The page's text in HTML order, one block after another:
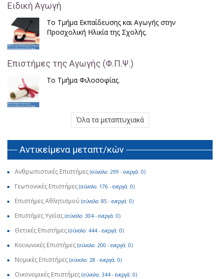
Ειδική Αγωγή
Το Τμήμα Εκπαίδευσης και Αγωγής στην
Προσχολική Ηλικία της Σχολής.
Επιστήμες της Αγωγής (Φ.Π.Ψ.)
Το Τμήμα Φιλοσοφίας.
Όλα τα μεταπτυχιακά
Αντικείμενα μεταπτ/κών
Ανθρωπιστικές Επιστήμες (σύνολο: 299 - ενεργά: 0)
Γεωπονικές Επιστήμες (σύνολο: 176 - ενεργά: 0)
Επιστήμες Αθλητισμού (σύνολο: 85 - ενεργά: 0)
Επιστήμες Υγείας (σύνολο: 304 - ενεργά: 0)
Θετικές Επιστήμες (σύνολο: 444 - ενεργά: 0)
Κοινωνικές Επιστήμες (σύνολο: 200 - ενεργά: 0)
Νομικές Επιστήμες (σύνολο: 28 - ενεργά: 0)
Οικονομικές Επιστήμες (σύνολο: 344 - ενεργά: 0)